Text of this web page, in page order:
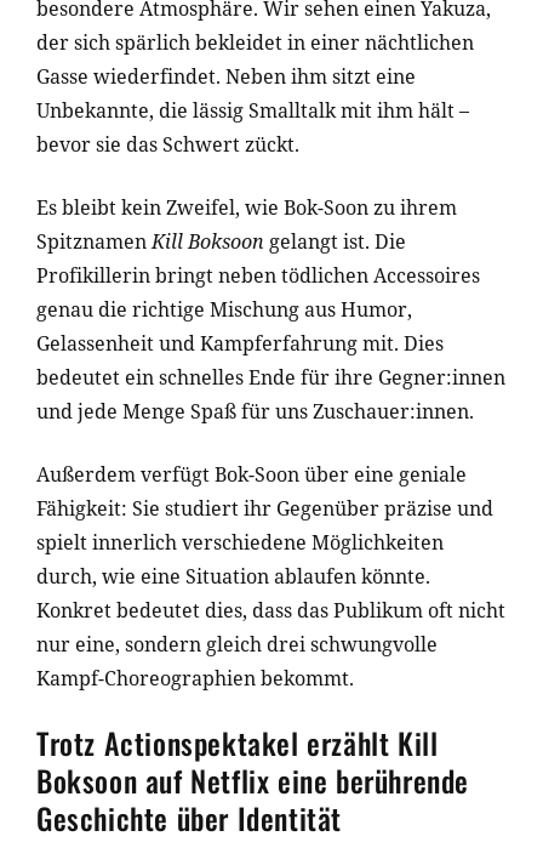
besondere Atmosphäre. Wir sehen einen Yakuza,
der sich spärlich bekleidet in einer nächtlichen
Gasse wiederfindet. Neben ihm sitzt eine
Unbekannte, die lässig Smalltalk mit ihm hält –
bevor sie das Schwert zückt.
Es bleibt kein Zweifel, wie Bok-Soon zu ihrem
SpitznamenKill Boksoon gelangt ist. Die
Profikillerin bringt neben tödlichen Accessoires
genau die richtige Mischung aus Humor,
Gelassenheit und Kampferfahrung mit. Dies
bedeutet ein schnelles Ende für ihre Gegner:innen
und jede Menge Spaß für uns Zuschauer:innen.
Außerdem verfügt Bok-Soon über eine geniale
Fähigkeit: Sie studiert ihr Gegenüber präzise und
spielt innerlich verschiedene Möglichkeiten
durch, wie eine Situation ablaufen könnte.
Konkret bedeutet dies, dass das Publikum oft nicht
nur eine, sondern gleich drei schwungvolle
Kampf-Choreographien bekommt.
Trotz Actionspektakel erzählt Kill
Boksoon auf Netflix eine berührende
Geschichte über Identität